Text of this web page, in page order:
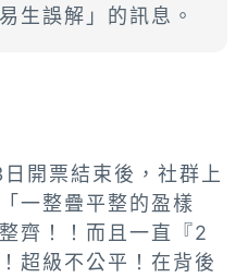
生誤解」的訊息。
開票結束後，社群上
一整疊平整的盈樣
齊！！而且一直『2
超級不公平！在背後